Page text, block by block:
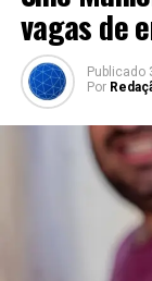
vagas de
Publicado
Por